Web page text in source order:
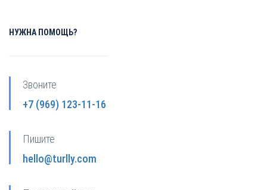
НУЖНА ПОМОЩЬ?
Звоните
+7 (969) 123-11-16
Пишите
hello@turlly.com